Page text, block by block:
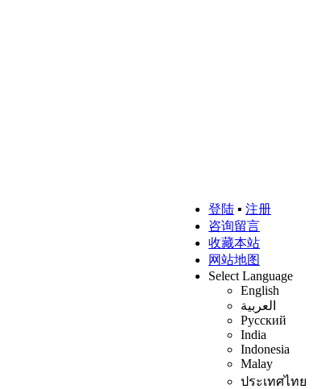
登陆 ▪ 注册
咨询留言
收藏本站
网站地图
Select Language
English
العربية
Русский
India
Indonesia
Malay
ประเทศไทย